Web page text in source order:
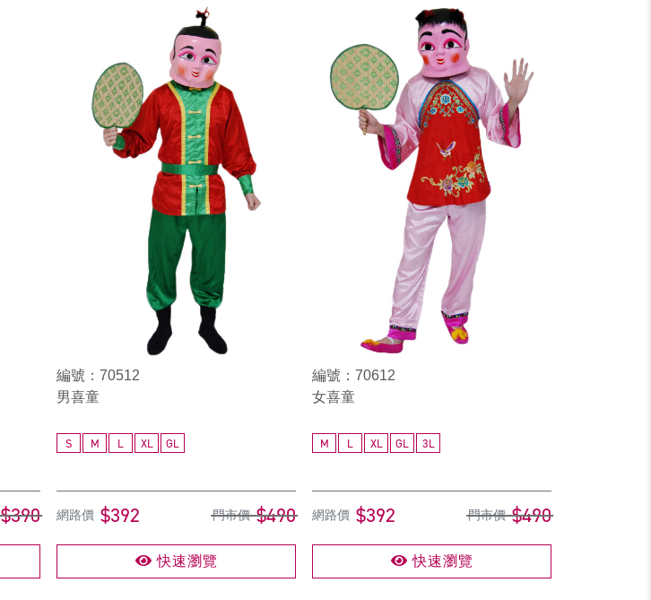
$390
編號：70512
男喜童
S M L XL GL
網路價 $392 門市價 $490
快速瀏覽
編號：70612
女喜童
M L XL GL 3L
網路價 $392 門市價 $490
快速瀏覽